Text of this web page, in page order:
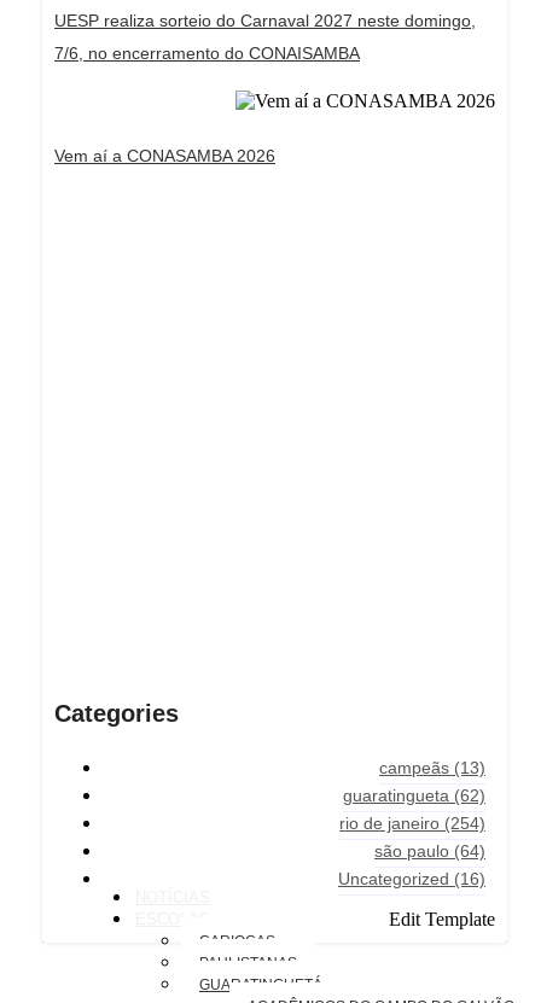
UESP realiza sorteio do Carnaval 2027 neste domingo,
7/6, no encerramento do CONAISAMBA
Vem aí a CONASAMBA 2026
Categories
campeãs (13)
guaratingueta (62)
rio de janeiro (254)
são paulo (64)
Uncategorized (16)
Edit Template
CARIOCAS
PAULISTANAS
GUARATINGUETÁ